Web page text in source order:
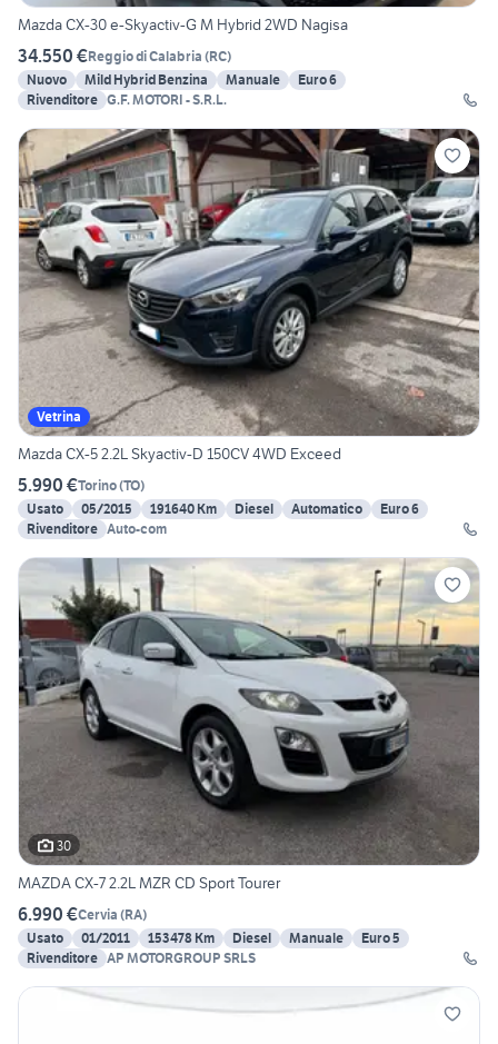
Mazda CX-30 e-Skyactiv-G M Hybrid 2WD Nagisa
34.550 €Reggio di Calabria (RC)
Nuovo
Mild Hybrid Benzina Manuale
Euro 6
Rivenditore G.F. MOTORI - S.R.L.
Vetrina
Mazda CX-5 2.2L Skyactiv-D 150CV 4WD Exceed
5.990 €Torino(TO)
Usato
05/2015 191640 Km Diesel Automatico
Euro 6
Rivenditore Auto-com
30
MAZDA CX-7 2.2L MZR CD Sport Tourer
6.990 €Cervia (RA)
Usato
01/2011 153478 Km Diesel Manuale
Euro 5
Rivenditore AP MOTORGROUP SRLS